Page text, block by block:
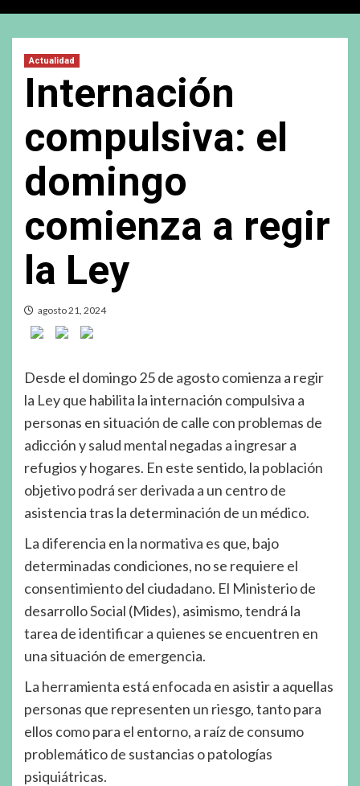
Actualidad
Internación
compulsiva: el
domingo
comienza a regir
la Ley
agosto 21, 2024
Desde el domingo 25 de agosto comienza a regir
la Ley que habilita la internación compulsiva a
personas en situación de calle con problemas de
adicción y salud mental negadas a ingresar a
refugios y hogares. En este sentido, la población
objetivo podrá ser derivada a un centro de
asistencia tras la determinación de un médico.
La diferencia en la normativa es que, bajo
determinadas condiciones, no se requiere el
consentimiento del ciudadano. El Ministerio de
desarrollo Social (Mides), asimismo, tendrá la
tarea de identificar a quienes se encuentren en
una situación de emergencia.
La herramienta está enfocada en asistir a aquellas
personas que representen un riesgo, tanto para
ellos como para el entorno, a raíz de consumo
problemático de sustancias o patologías
psiquiátricas.